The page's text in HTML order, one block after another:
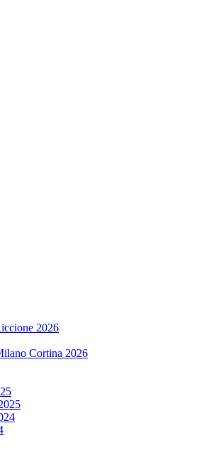
2026
Cortina 2026